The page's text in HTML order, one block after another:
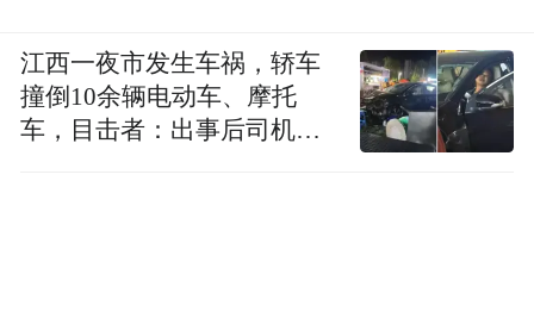
江西一夜市发生车祸，轿车
撞倒10余辆电动车、摩托
车，目击者：出事后司机一